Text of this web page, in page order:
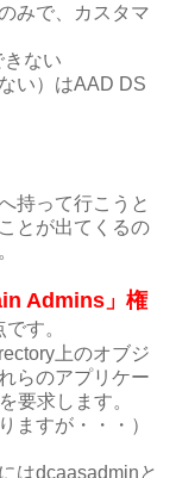
みで、カスタマ
きない
い）はAAD DS
持って行こうと
とが出てくるの
Admins」権
です。
上のオブジ
らのアプリケー
要求します。
ますが・・・）
はdcaasadminと